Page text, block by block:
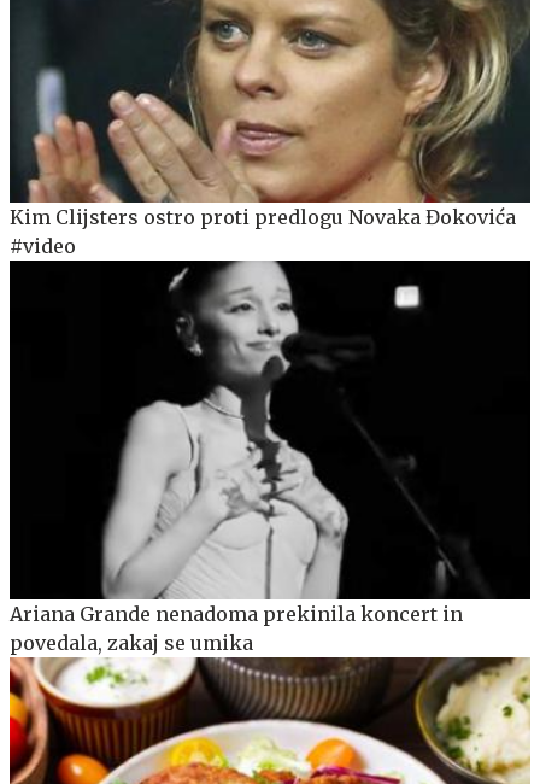
Kim Clijsters ostro proti predlogu Novaka Đokovića
#video
Ariana Grande nenadoma prekinila koncert in
povedala, zakaj se umika